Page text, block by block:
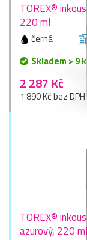
TOREX®
220 ml
černá
Skladem > 9
2 287 Kč
1 890 Kč bez DPH
TOREX®
azurový, 220 ml